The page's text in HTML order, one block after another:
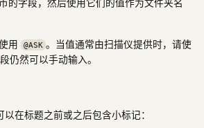
用
@ASK 。当值通常由扫描仪提供时，请使
仍然可以手动输入。
在标题之前或之后包含小标记：